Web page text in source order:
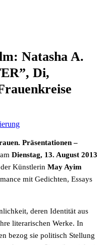
Natasha A.
Di,
Präsentationen –
Dienstag, 13. August 2013
Künstlerin May Ayim
mit Gedichten, Essays
deren Identität aus
literarischen Werke. In
bezog sie politisch Stellung